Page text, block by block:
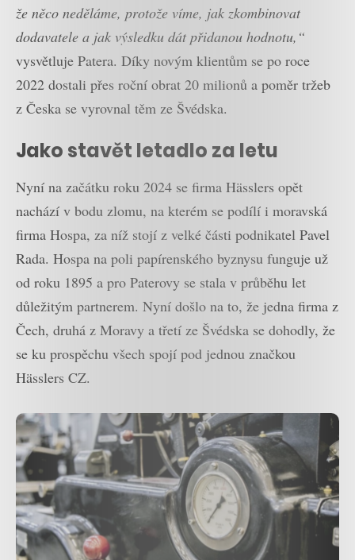
že něco neděláme, protože víme, jak zkombinovat
dodavatele a jak výsledku dát přidanou hodnotu,“
vysvětluje Patera. Díky novým klientům se po roce
2022 dostali přes roční obrat 20 milionů a poměr tržeb
z Česka se vyrovnal těm ze Švédska.
Jako stavět letadlo za letu
Nyní na začátku roku 2024 se firma Hässlers opět
nachází v bodu zlomu, na kterém se podílí i moravská
firma Hospa, za níž stojí z velké části podnikatel Pavel
Rada. Hospa na poli papírenského byznysu funguje už
od roku 1895 a pro Paterovy se stala v průběhu let
důležitým partnerem. Nyní došlo na to, že jedna firma z
Čech, druhá z Moravy a třetí ze Švédska se dohodly, že
se ku prospěchu všech spojí pod jednou značkou
Hässlers CZ.